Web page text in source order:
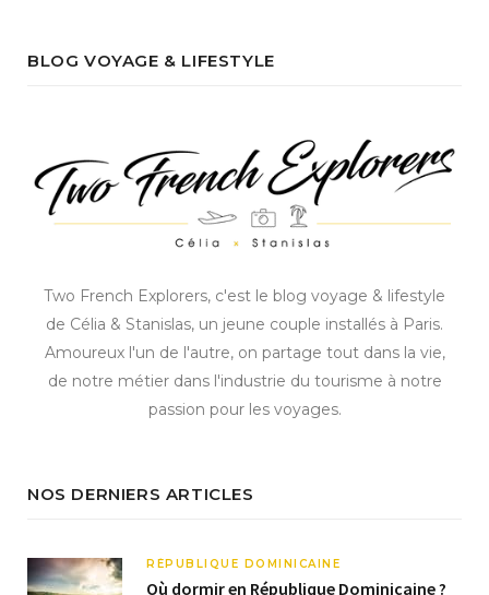
BLOG VOYAGE & LIFESTYLE
Two French Explorers, c'est le blog voyage & lifestyle
de Célia & Stanislas, un jeune couple installés à Paris.
Amoureux l'un de l'autre, on partage tout dans la vie,
de notre métier dans l'industrie du tourisme à notre
passion pour les voyages.
NOS DERNIERS ARTICLES
RÉPUBLIQUE DOMINICAINE
Où dormir en République Dominicaine ?